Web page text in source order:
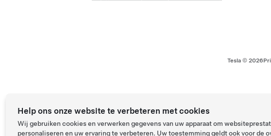
Tesla © 2026
Help ons onze website te verbeteren met cookies
Wij gebruiken cookies en verwerken gegevens van uw apparaat om
personaliseren en uw ervaring te verbeteren. Uw toestemming geldt ook voor de